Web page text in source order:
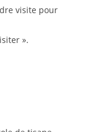
visite pour
».